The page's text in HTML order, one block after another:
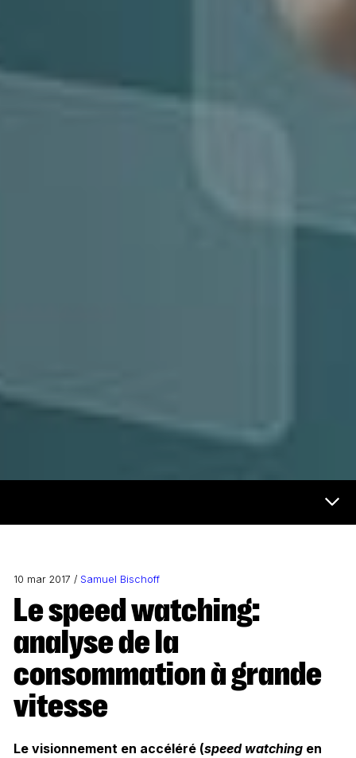
10 mar 2017 / Samuel Bischoff
Le speed watching:
analyse de la
consommation à grande
vitesse
Le visionnement en accéléré (speed watching en